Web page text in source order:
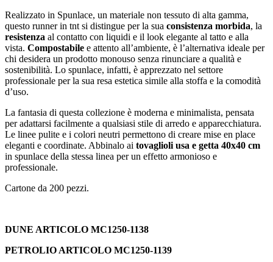
Realizzato in Spunlace, un materiale non tessuto di alta gamma,
questo runner in tnt si distingue per la sua consistenza morbida, la
resistenza al contatto con liquidi e il look elegante al tatto e alla
vista. Compostabile e attento all’ambiente, è l’alternativa ideale per
chi desidera un prodotto monouso senza rinunciare a qualità e
sostenibilità. Lo spunlace, infatti, è apprezzato nel settore
professionale per la sua resa estetica simile alla stoffa e la comodità
d’uso.
La fantasia di questa collezione è moderna e minimalista, pensata
per adattarsi facilmente a qualsiasi stile di arredo e apparecchiatura.
Le linee pulite e i colori neutri permettono di creare mise en place
eleganti e coordinate. Abbinalo ai tovaglioli usa e getta 40x40 cm
in spunlace della stessa linea per un effetto armonioso e
professionale.
Cartone da 200 pezzi.
DUNE ARTICOLO MC1250-1138
PETROLIO ARTICOLO MC1250-1139